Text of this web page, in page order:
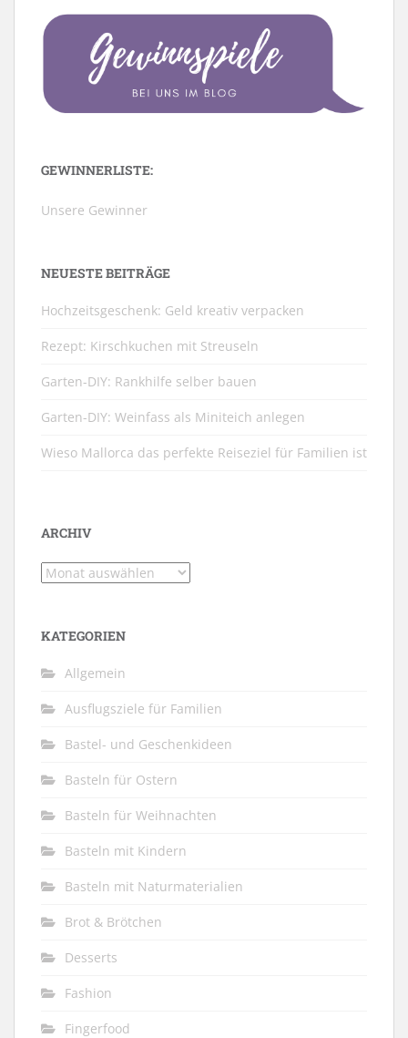
GEWINNERLISTE:
Unsere Gewinner
NEUESTE BEITRÄGE
Hochzeitsgeschenk: Geld kreativ verpacken
Rezept: Kirschkuchen mit Streuseln
Garten-DIY: Rankhilfe selber bauen
Garten-DIY: Weinfass als Miniteich anlegen
Wieso Mallorca das perfekte Reiseziel für Familien ist
ARCHIV
Archiv
KATEGORIEN
Allgemein
Ausflugsziele für Familien
Bastel- und Geschenkideen
Basteln für Ostern
Basteln für Weihnachten
Basteln mit Kindern
Basteln mit Naturmaterialien
Brot & Brötchen
Desserts
Fashion
Fingerfood